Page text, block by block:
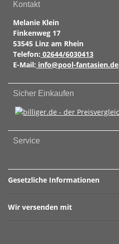
Kontakt
Melanie Klein
Finkenweg 17
53545 Linz am Rhein
Telefon: 02644/6030413
E-Mail: info@pool-fantasien.de
Sicher Einkaufen
Service
Gesetzliche Informationen
Wir versenden mit